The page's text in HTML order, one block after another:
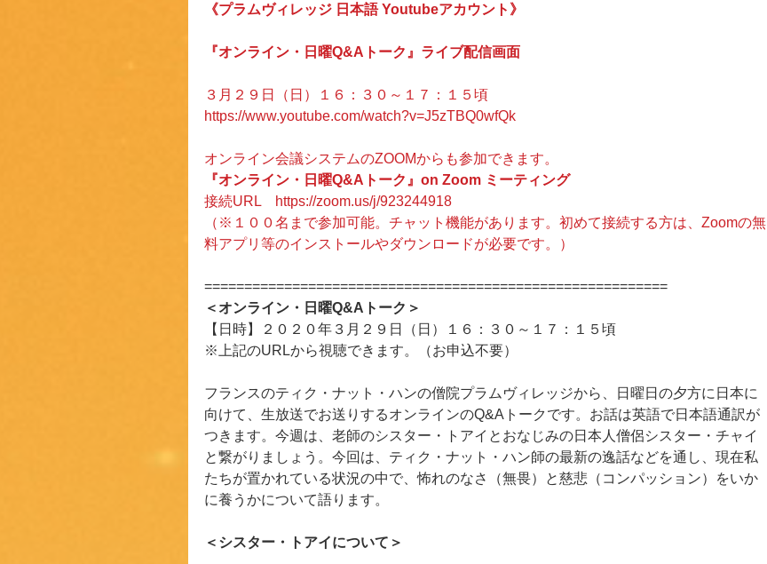
《プラムヴィレッジ 日本語 Youtubeアカウント》
『オンライン・日曜Q&Aトーク』ライブ配信画面
３月２９日（日）１６：３０～１７：１５頃
https://www.youtube.com/watch?v=J5zTBQ0wfQk
オンライン会議システムのZOOMからも参加できます。
『オンライン・日曜Q&Aトーク』on Zoom ミーティング
接続URL
https://zoom.us/j/923244918
（※１００名まで参加可能。チャット機能があります。初めて接続する方は、Zoomの無
料アプリ等のインストールやダウンロードが必要です。）
==========================================================
＜オンライン・日曜Q&Aトーク＞
【日時】２０２０年３月２９日（日）１６：３０～１７：１５頃
※上記のURLから視聴できます。（お申込不要）
フランスのティク・ナット・ハンの僧院プラムヴィレッジから、日曜日の夕方に日本に
向けて、生放送でお送りするオンラインのQ&Aトークです。お話は英語で日本語通訳が
つきます。今週は、老師のシスター・トアイとおなじみの日本人僧侶シスター・チャイ
と繋がりましょう。今回は、ティク・ナット・ハン師の最新の逸話などを通し、現在私
たちが置かれている状況の中で、怖れのなさ（無畏）と慈悲（コンパッション）をいか
に養うかについて語ります。
＜シスター・トアイについて＞